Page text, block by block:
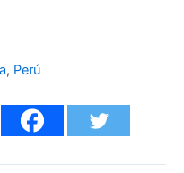
, Perú